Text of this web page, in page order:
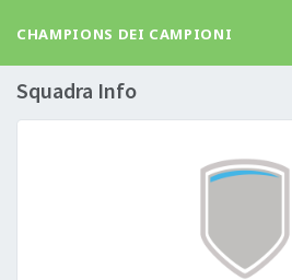
CHAMPIONS DEI CAMPIONI
Squadra Info